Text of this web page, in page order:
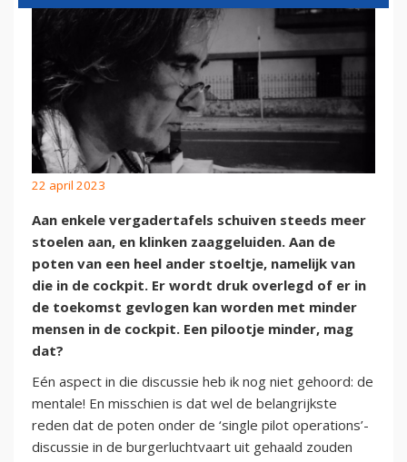
22 april 2023
Aan enkele vergadertafels schuiven steeds meer
stoelen aan, en klinken zaaggeluiden. Aan de
poten van een heel ander stoeltje, namelijk van
die in de cockpit. Er wordt druk overlegd of er in
de toekomst gevlogen kan worden met minder
mensen in de cockpit. Een pilootje minder, mag
dat?
Eén aspect in die discussie heb ik nog niet gehoord: de
mentale! En misschien is dat wel de belangrijkste
reden dat de poten onder de ‘single pilot operations’-
discussie in de burgerluchtvaart uit gehaald zouden